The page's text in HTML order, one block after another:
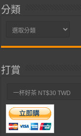
分類
分
打賞